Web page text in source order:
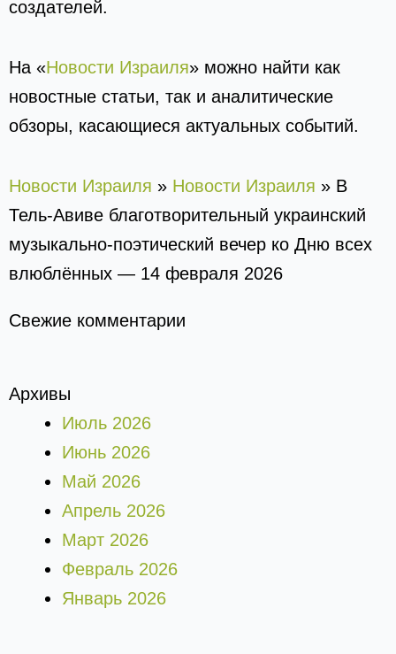
создателей.
На «Новости Израиля» можно найти как
новостные статьи, так и аналитические
обзоры, касающиеся актуальных событий.
Новости Израиля » Новости Израиля » В
Тель-Авиве благотворительный украинский
музыкально-поэтический вечер ко Дню всех
влюблённых — 14 февраля 2026
Свежие комментарии
Архивы
Июль 2026
Июнь 2026
Май 2026
Апрель 2026
Март 2026
Февраль 2026
Январь 2026